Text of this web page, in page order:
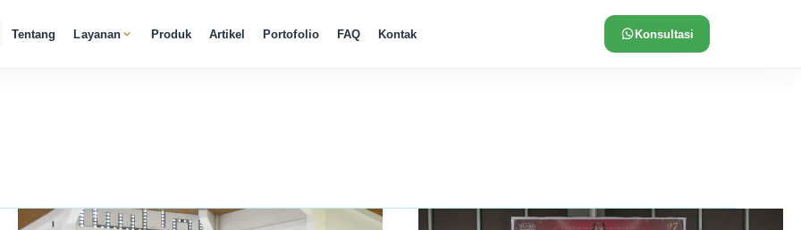
Tentang Layanan Produk Artikel Portofolio FAQ Kontak Konsultasi
Seminar
Pelatihan